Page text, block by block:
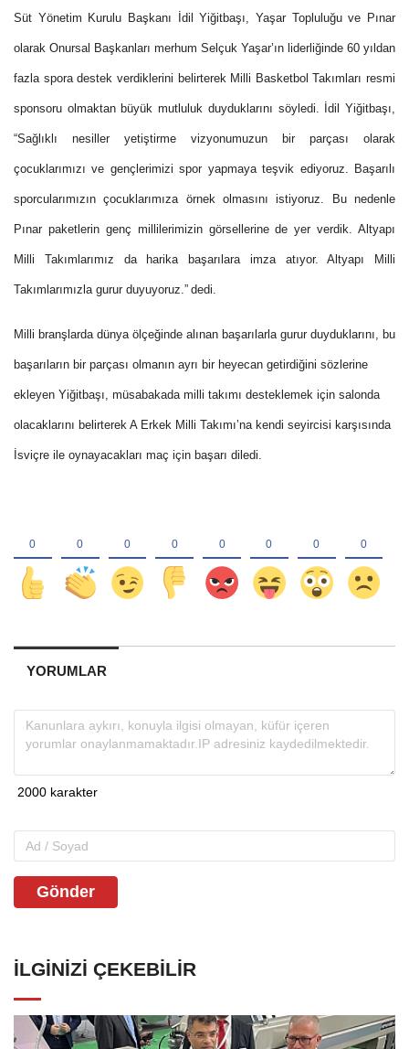
Süt Yönetim Kurulu Başkanı İdil Yiğitbaşı, Yaşar Topluluğu ve Pınar
olarak Onursal Başkanları merhum Selçuk Yaşar’ın liderliğinde 60 yıldan
fazla spora destek verdiklerini belirterek Milli Basketbol Takımları resmi
sponsoru olmaktan büyük mutluluk duyduklarını söyledi. İdil Yiğitbaşı,
“Sağlıklı nesiller yetiştirme vizyonumuzun bir parçası olarak
çocuklarımızı ve gençlerimizi spor yapmaya teşvik ediyoruz. Başarılı
sporcularımızın çocuklarımıza örnek olmasını istiyoruz. Bu nedenle
Pınar paketlerin genç millilerimizin görsellerine de yer verdik. Altyapı
Milli Takımlarımız da harika başarılara imza atıyor. Altyapı Milli
Takımlarımızla gurur duyuyoruz.” dedi.
Milli branşlarda dünya ölçeğinde alınan başarılarla gurur duyduklarını, bu
başarıların bir parçası olmanın ayrı bir heyecan getirdiğini sözlerine
ekleyen Yiğitbaşı, müsabakada milli takımı desteklemek için salonda
olacaklarını belirterek A Erkek Milli Takımı’na kendi seyircisi karşısında
İsviçre ile oynayacakları maç için başarı diledi.
YORUMLAR
Gönder
İLGINIZI ÇEKEBILIR